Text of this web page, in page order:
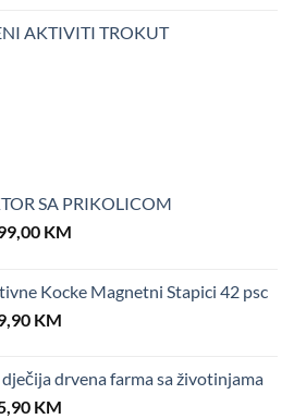
AKTIVITI TROKUT
SA PRIKOLICOM
KM.
KMCurrent
99,00 KM.
Kocke Magnetni Stapici 42 psc
KM.
KMCurrent
19,90 KM.
drvena farma sa životinjama
KMCurrent